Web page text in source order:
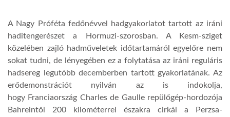
AFRIKA TUDÁSTÁR
A NAP SZÉPE
LINKTR.EE
A Nagy Próféta fedőnévvel hadgyakorlatot tartott az iráni
haditengerészet a Hormuzi-szorosban. A Kesm-sziget
közelében zajló hadműveletek időtartamáról egyelőre nem
sokat tudni, de lényegében ez a folytatása az iráni reguláris
hadsereg legutóbb decemberben tartott gyakorlatának. Az
erődemonstrációt nyilván az is indokolja,
hogy Franciaország Charles de Gaulle repülőgép-hordozója
Bahreintől 200 kilométerrel északra cirkál a Perzsa-